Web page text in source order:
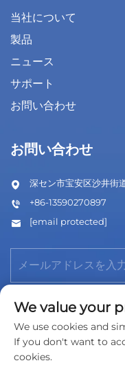
当社について
製品
ニュース
サポート
お問い合わせ
お問い合わせ
深セン市宝安区沙井街
+86-13590270897
[email protected]
We value your
We use cookies and
If you don't want to
cookies.